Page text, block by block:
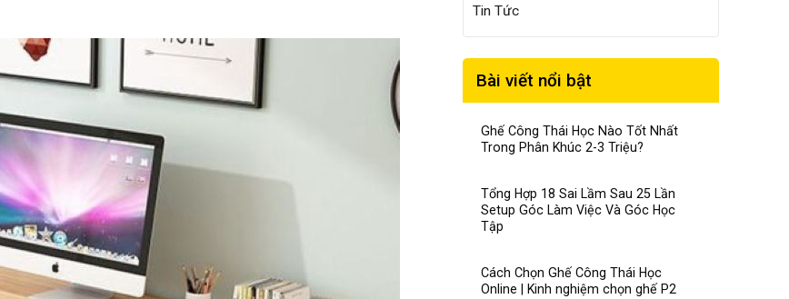
Tin Tức
Bài viết nổi bật
Ghế Công Thái Học Nào Tốt Nhất
Trong Phân Khúc 2-3 Triệu?
Tổng Hợp 18 Sai Lầm Sau 25 Lần
Setup Góc Làm Việc Và Góc Học
Tập
Cách Chọn Ghế Công Thái Học
Online | Kinh nghiệm chọn ghế P2